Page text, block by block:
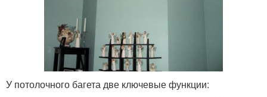
У потолочного багета две ключевые функции: